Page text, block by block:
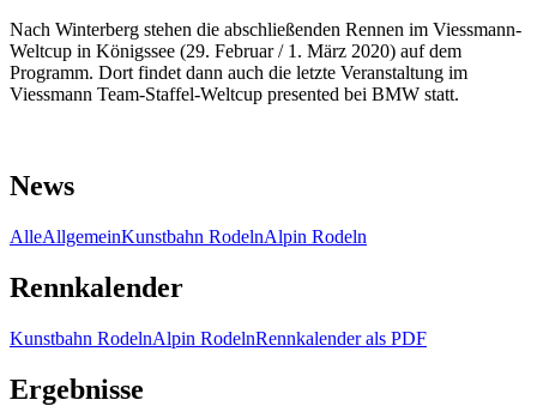
Nach Winterberg stehen die abschließenden Rennen im Viessmann-
Weltcup in Königssee (29. Februar / 1. März 2020) auf dem
Programm. Dort findet dann auch die letzte Veranstaltung im
Viessmann Team-Staffel-Weltcup presented bei BMW statt.
News
AlleAllgemeinKunstbahn RodelnAlpin Rodeln
Rennkalender
Kunstbahn RodelnAlpin RodelnRennkalender als PDF
Ergebnisse